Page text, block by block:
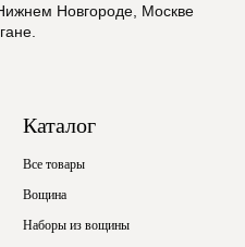
Новгороде, Москве
Каталог
Все товары
Вощина
Наборы из вощины